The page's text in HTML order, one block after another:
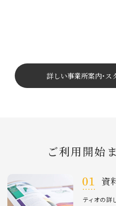
詳しい事業所案内･ス
ご利⽤開始
資
ティオの詳